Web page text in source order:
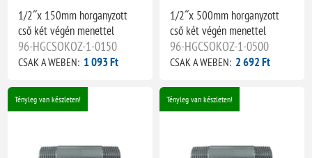
1/2˝x 150mm horganyzott
cső két végén menettel
96-HGCSOKOZ-1-0150
CSAK A WEBEN: 1 093 Ft
1/2˝x 500mm horganyzott
cső két végén menettel
96-HGCSOKOZ-1-0500
CSAK A WEBEN: 2 692 Ft
Tényleg van készleten! Tényleg van készleten!